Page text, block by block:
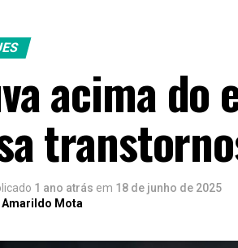
acima do
1 ano atrás em 18 de junho de 2025
Amarildo Mota